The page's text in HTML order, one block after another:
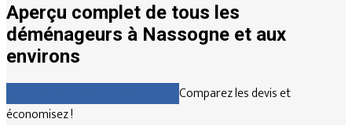
Aperçu complet de tous les
déménageurs à Nassogne et aux
environs
Comparez les devis et
économisez !